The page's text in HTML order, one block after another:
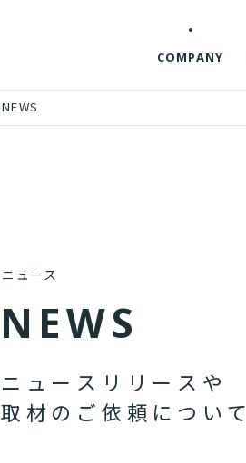
COMPANY
NEWS
ニュース
N EWS
ニ ュ ー ス リ リ ー ス や
取 材 の ご 依 頼 に つ い て